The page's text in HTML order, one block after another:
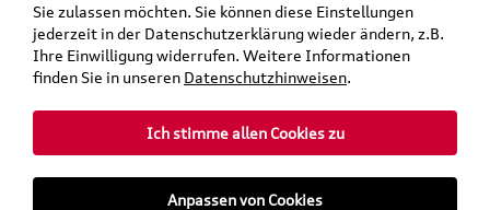
Sie zulassen möchten. Sie können diese Einstellungen
jederzeit in der Datenschutzerklärung wieder ändern, z.B.
Ihre Einwilligung widerrufen. Weitere Informationen
finden Sie in unseren Datenschutzhinweisen.
Ich stimme allen Cookies zu
Anpassen von Cookies